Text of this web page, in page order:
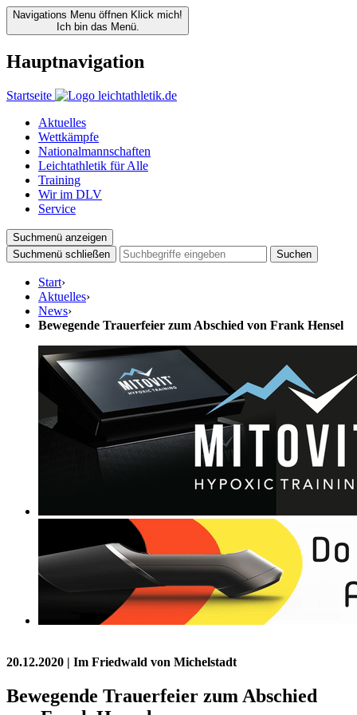
Navigations Menu öffnen Klick mich!
Ich bin das Menü.
Hauptnavigation
Startseite
Aktuelles
Wettkämpfe
Nationalmannschaften
Leichtathletik für Alle
Training
Wir im DLV
Service
Suchmenü anzeigen
Suchmenü schließen
Suchen
Start›
Aktuelles›
News›
Bewegende Trauerfeier zum Abschied von Frank Hensel
20.12.2020 | Im Friedwald von Michelstadt
Bewegende Trauerfeier zum Abschied